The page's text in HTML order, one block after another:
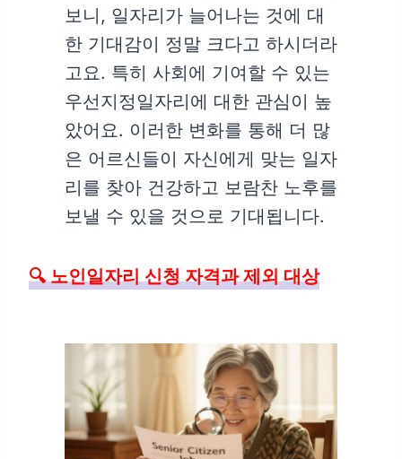
보니, 일자리가 늘어나는 것에 대
한 기대감이 정말 크다고 하시더라
고요. 특히 사회에 기여할 수 있는
우선지정일자리에 대한 관심이 높
았어요. 이러한 변화를 통해 더 많
은 어르신들이 자신에게 맞는 일자
리를 찾아 건강하고 보람찬 노후를
보낼 수 있을 것으로 기대됩니다.
🔍 노인일자리 신청 자격과 제외 대상